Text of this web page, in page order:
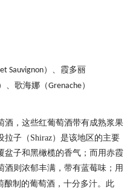
Sauvignon）、霞多丽
、歌海娜（Grenache）
酒，这些红葡萄酒带有成熟浆果
拉子（ Shiraz）是该地区的主要
盆子和黑橄榄的香气；而用赤霞
酒则浓郁丰满，带有蓝莓味；用
酿制的葡萄酒，十分多汁。此